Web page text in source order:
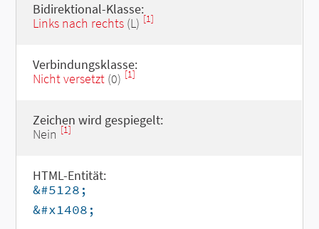
Bidirektional-Klasse:
Links nach rechts(L) [1]
Verbindungsklasse:
Nicht versetzt(0) [1]
Zeichen wird gespiegelt:
Nein [1]
HTML-Entität:
&#5128;
&#x1408;